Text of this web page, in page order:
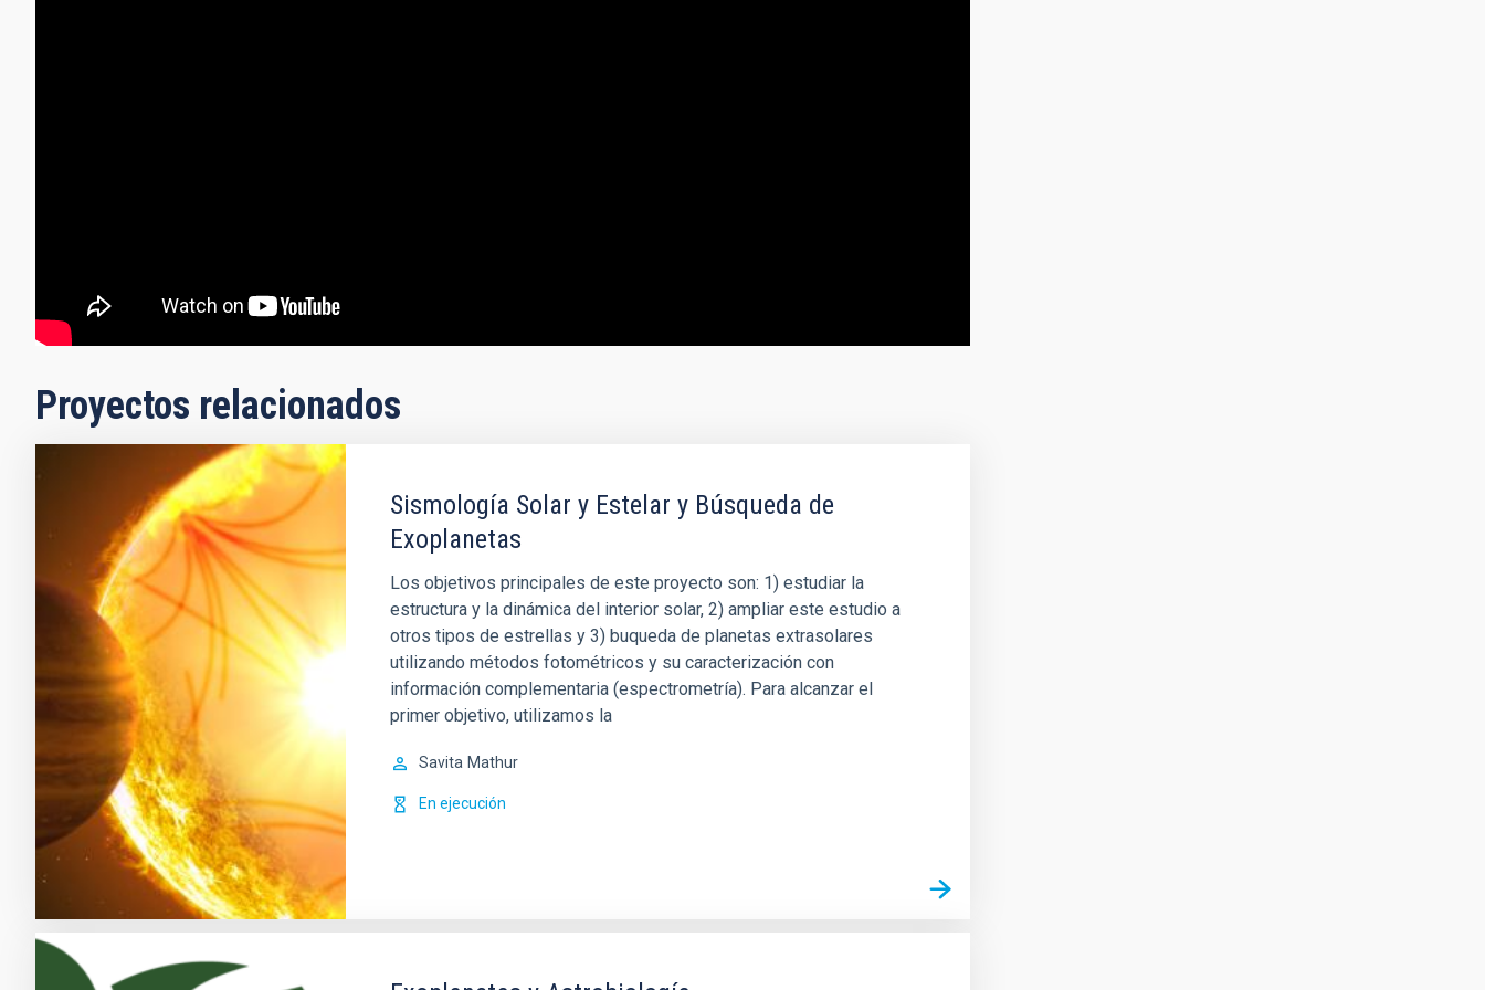
Proyectos relacionados
Sismología Solar y Estelar y Búsqueda de
Exoplanetas
Los objetivos principales de este proyecto son: 1) estudiar la
estructura y la dinámica del interior solar, 2) ampliar este estudio a
otros tipos de estrellas y 3) buqueda de planetas extrasolares
utilizando métodos fotométricos y su caracterización con
información complementaria (espectrometría). Para alcanzar el
primer objetivo, utilizamos la
Savita Mathur
En ejecución